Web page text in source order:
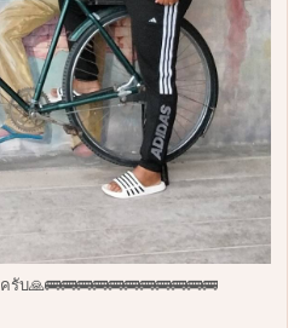
🙏🚌🚌🚌🚌🚌🚌🚌🚌🚌🚌🚌